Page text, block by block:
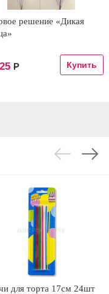
решение «Дикая
Р
для торта 17см 24шт